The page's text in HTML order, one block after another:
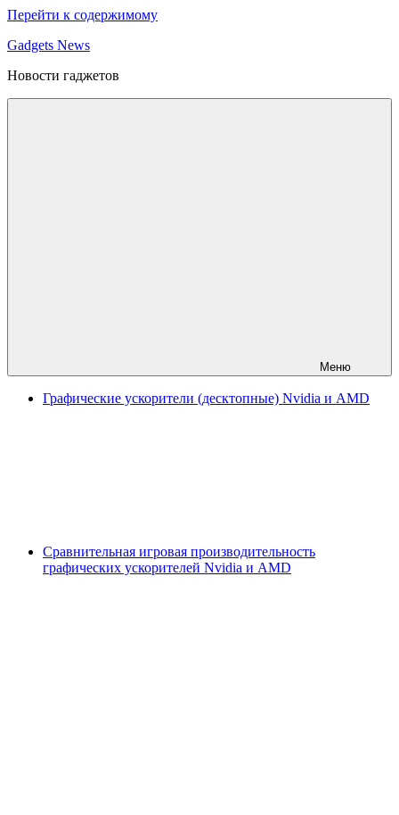
Перейти к содержимому
Gadgets News
Новости гаджетов
Меню
Графические ускорители (десктопные) Nvidia и AMD
Сравнительная игровая производительность
графических ускорителей Nvidia и AMD